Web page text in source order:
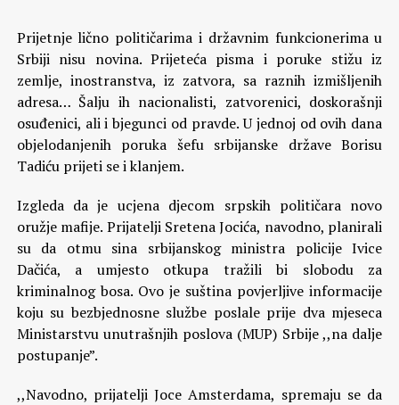
Prijetnje lično političarima i državnim funkcionerima u
Srbiji nisu novina. Prijeteća pisma i poruke stižu iz
zemlje, inostranstva, iz zatvora, sa raznih izmišljenih
adresa… Šalju ih nacionalisti, zatvorenici, doskorašnji
osuđenici, ali i bjegunci od pravde. U jednoj od ovih dana
objelodanjenih poruka šefu srbijanske države Borisu
Tadiću prijeti se i klanjem.
Izgleda da je ucjena djecom srpskih političara novo
oružje mafije. Prijatelji Sretena Jocića, navodno, planirali
su da otmu sina srbijanskog ministra policije Ivice
Dačića, a umjesto otkupa tražili bi slobodu za
kriminalnog bosa. Ovo je suština povjerljive informacije
koju su bezbjednosne službe poslale prije dva mjeseca
Ministarstvu unutrašnjih poslova (MUP) Srbije ,,na dalje
postupanje”.
,,Navodno, prijatelji Joce Amsterdama, spremaju se da